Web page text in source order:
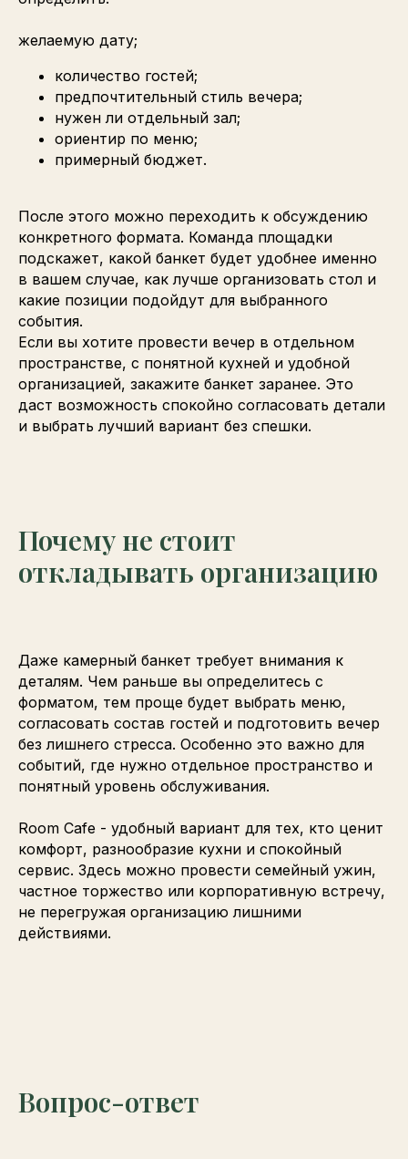
желаемую дату;
количество гостей;
предпочтительный стиль вечера;
нужен ли отдельный зал;
ориентир по меню;
примерный бюджет.
После этого можно переходить к обсуждению
конкретного формата. Команда площадки
подскажет, какой банкет будет удобнее именно
в вашем случае, как лучше организовать стол и
какие позиции подойдут для выбранного
события.
Если вы хотите провести вечер в отдельном
пространстве, с понятной кухней и удобной
организацией, закажите банкет заранее. Это
даст возможность спокойно согласовать детали
и выбрать лучший вариант без спешки.
Почему не стоит
откладывать организацию
Даже камерный банкет требует внимания к
деталям. Чем раньше вы определитесь с
форматом, тем проще будет выбрать меню,
согласовать состав гостей и подготовить вечер
без лишнего стресса. Особенно это важно для
событий, где нужно отдельное пространство и
понятный уровень обслуживания.
Room Cafe - удобный вариант для тех, кто ценит
комфорт, разнообразие кухни и спокойный
сервис. Здесь можно провести семейный ужин,
частное торжество или корпоративную встречу,
не перегружая организацию лишними
действиями.
Вопрос-ответ